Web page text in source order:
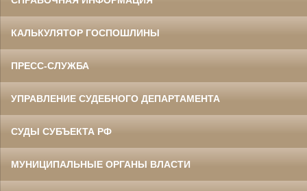
КАЛЬКУЛЯТОР ГОСПОШЛИНЫ
ПРЕСС-СЛУЖБА
УПРАВЛЕНИЕ СУДЕБНОГО ДЕПАРТАМЕНТА
СУДЫ СУБЪЕКТА РФ
МУНИЦИПАЛЬНЫЕ ОРГАНЫ ВЛАСТИ